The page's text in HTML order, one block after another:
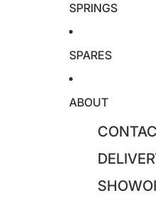
SPRINGS
SPARES
ABOUT